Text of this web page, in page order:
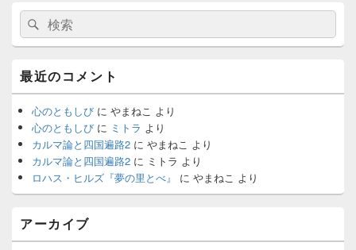
メ
ン
サ
ド
バ
ー
ウ
ェ
ッ
ト
リ
ア
検
索:
検
索
最近のコメント
心のともしび に やまねこ より
心のともしび に ミトラ より
カルマ論と四国遍路2 に やまねこ より
カルマ論と四国遍路2 に ミトラ より
ロハス・ヒルズ『夢の里とべ』
に やまねこ より
アーカイブ